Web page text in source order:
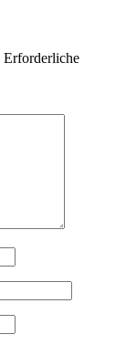
Erforderliche